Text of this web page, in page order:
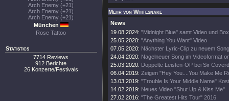
Arch Enemy (+21)
Arch Enemy (+21)
Arch Enemy (+21)
München
Rose Tattoo
Statistics
7714 Reviews
912 Berichte
26 Konzerte/Festivals
Mehr von Whitesnake
News
19.08.2024: "Midnight Blue" samt Video und
25.05.2020: "Anything You Want" Video
07.05.2020: Nächster Lyric-Clip zu neuem
24.04.2020: Nagelneuer Song im Videoformat
25.03.2020: Doppelte Leisten-OP bei Sir
06.04.2019: Zeigen "Hey You....You Make Me
13.03.2019: "Trouble Is Your Middle Name"
14.02.2019: Neues Video "Shut Up & Kiss Me"
27.02.2016: "The Greatest Hits Tour" 2016.